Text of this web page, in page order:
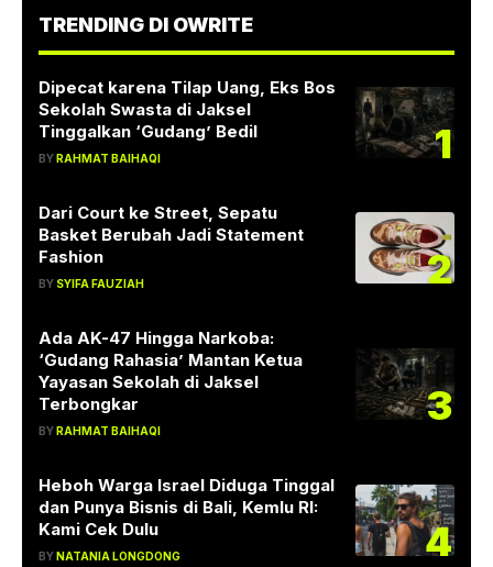
TRENDING DI OWRITE
Dipecat karena Tilap Uang, Eks Bos
Sekolah Swasta di Jaksel
Tinggalkan ‘Gudang’ Bedil
BYRAHMAT BAIHAQI 1
Dari Court ke Street, Sepatu
Basket Berubah Jadi Statement
Fashion
BY SYIFA FAUZIAH 2
Ada AK-47 Hingga Narkoba:
‘Gudang Rahasia’ Mantan Ketua
Yayasan Sekolah di Jaksel
Terbongkar
BYRAHMAT BAIHAQI
3
Heboh Warga Israel Diduga Tinggal
dan Punya Bisnis di Bali, Kemlu RI:
Kami Cek Dulu
BYNATANIA LONGDONG 4